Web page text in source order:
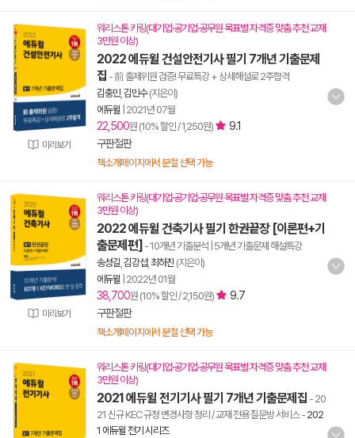
미리보기
워리스톤 키링(대기업·공기업·공무원 목표별 자격증 맞춤 추천 교재
3만원 이상)
2022 에듀윌 건설안전기사 필기 7개년 기출문제
집 - 前 출제위원 검증! 무료특강 + 상세해설로 2주합격
김충민, 김민수(지은이)
에듀윌 2021년 07월
22,500원 (10% 할인 / 1,250원)
9.1
구판절판
책소개페이지에서 분철 선택 가능
미리보기
워리스톤 키링(대기업·공기업·공무원 목표별 자격증 맞춤 추천 교재
3만원 이상)
2022 에듀윌 건축기사 필기 한권끝장 [이론편+기
출문제편] - 10개년 기출분석 | 5개년 기출문제 해설특강
송성길 김강섭, 최하진 (지은이)
에듀윌 2022년 01월
38,700원 (10% 할인 / 2,150원)
9.7
구판절판
책소개페이지에서 분철 선택 가능
워리스톤 키링(대기업·공기업·공무원 목표별 자격증 맞춤 추천 교재
3만원 이상)
2021 에듀윌 전기기사 필기 7개년 기출문제집 - 20
21 신규 KEC 규정 변경사항 정리 / 교재 전용 질문방 서비스- 202
1 에듀윌 전기 시리즈